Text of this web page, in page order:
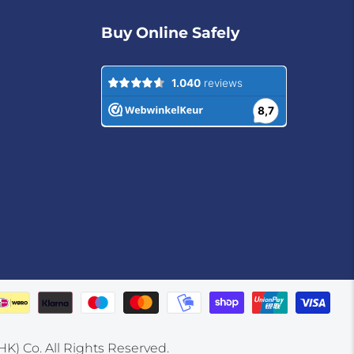
Buy Online Safely
Co. All Rights Reserved.